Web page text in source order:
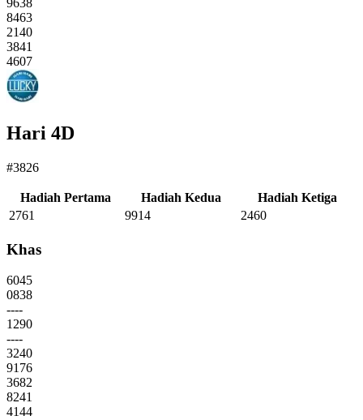
9638
8463
2140
3841
4607
Hari 4D
#3826
Hadiah Pertama Hadiah Kedua
Hadiah Ketiga
2761
9914 2460
Khas
6045
0838
----
1290
----
3240
9176
3682
8241
4144